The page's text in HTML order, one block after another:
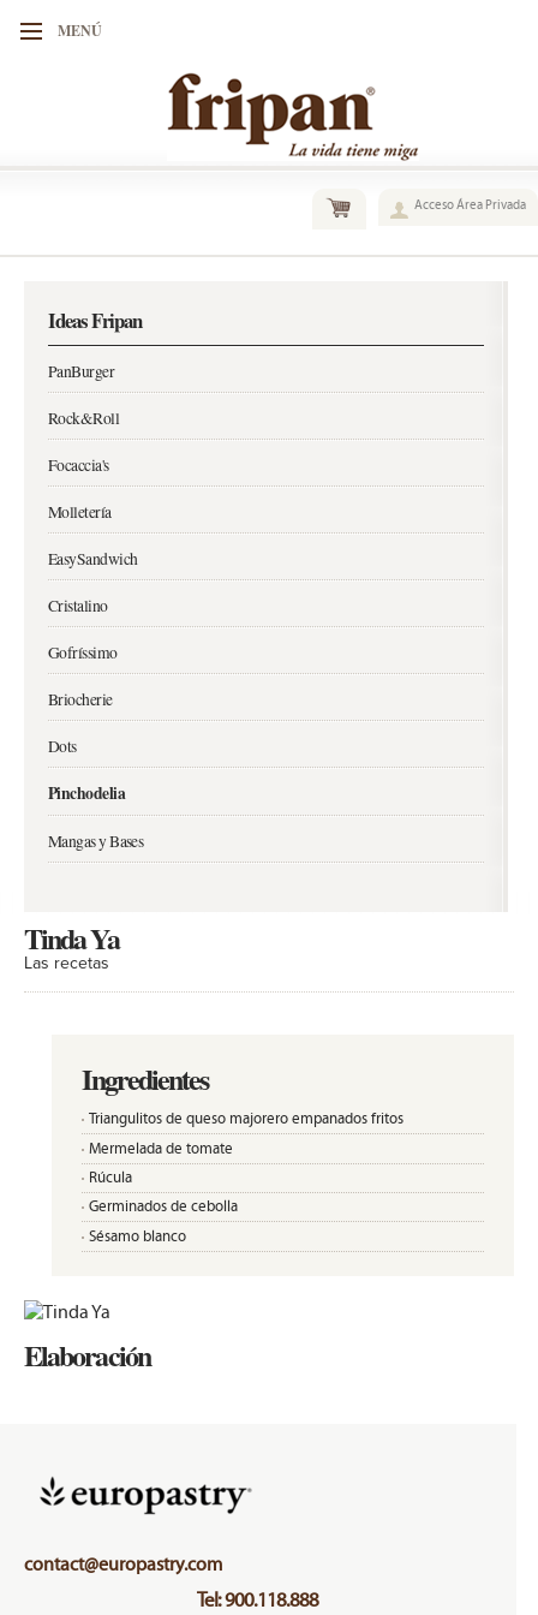
MENÚ
Acceso Área Privada
Ideas Fripan
PanBurger
Rock&Roll
Focaccia's
Molletería
EasySandwich
Cristalino
Gofríssimo
Briocherie
Dots
Pinchodelia
Mangas y Bases
Tinda Ya
Las recetas
Ingredientes
Triangulitos de queso majorero empanados fritos
Mermelada de tomate
Rúcula
Germinados de cebolla
Sésamo blanco
Elaboración
contact@europastry.com
Tel: 900.118.888